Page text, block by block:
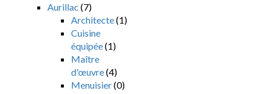
Aurillac (7)
Architecte(1)
Cuisine
équipée(1)
Maître
d'œuvre(4)
Menuisier(0)